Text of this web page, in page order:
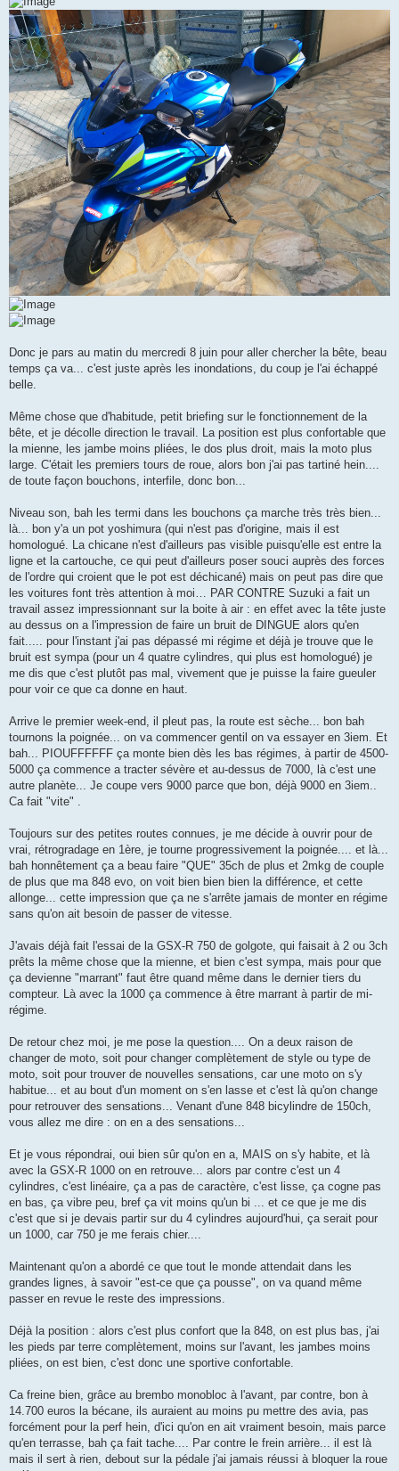
Donc je pars au matin du mercredi 8 juin pour aller chercher la bête, beau
temps ça va... c'est juste après les inondations, du coup je l'ai échappé
belle.
Même chose que d'habitude, petit briefing sur le fonctionnement de la
bête, et je décolle direction le travail. La position est plus confortable que
la mienne, les jambe moins pliées, le dos plus droit, mais la moto plus
large. C'était les premiers tours de roue, alors bon j'ai pas tartiné hein....
de toute façon bouchons, interfile, donc bon...
Niveau son, bah les termi dans les bouchons ça marche très très bien...
là... bon y'a un pot yoshimura (qui n'est pas d'origine, mais il est
homologué. La chicane n'est d'ailleurs pas visible puisqu'elle est entre la
ligne et la cartouche, ce qui peut d'ailleurs poser souci auprès des forces
de l'ordre qui croient que le pot est déchicané) mais on peut pas dire que
les voitures font très attention à moi… PAR CONTRE Suzuki a fait un
travail assez impressionnant sur la boite à air : en effet avec la tête juste
au dessus on a l'impression de faire un bruit de DINGUE alors qu'en
fait..... pour l'instant j'ai pas dépassé mi régime et déjà je trouve que le
bruit est sympa (pour un 4 quatre cylindres, qui plus est homologué) je
me dis que c'est plutôt pas mal, vivement que je puisse la faire gueuler
pour voir ce que ca donne en haut.
Arrive le premier week-end, il pleut pas, la route est sèche... bon bah
tournons la poignée... on va commencer gentil on va essayer en 3iem. Et
bah... PIOUFFFFFF ça monte bien dès les bas régimes, à partir de 4500-
5000 ça commence a tracter sévère et au-dessus de 7000, là c'est une
autre planète... Je coupe vers 9000 parce que bon, déjà 9000 en 3iem..
Ca fait "vite" .
Toujours sur des petites routes connues, je me décide à ouvrir pour de
vrai, rétrogradage en 1ère, je tourne progressivement la poignée.... et là...
bah honnêtement ça a beau faire "QUE" 35ch de plus et 2mkg de couple
de plus que ma 848 evo, on voit bien bien bien la différence, et cette
allonge... cette impression que ça ne s'arrête jamais de monter en régime
sans qu'on ait besoin de passer de vitesse.
J'avais déjà fait l'essai de la GSX-R 750 de golgote, qui faisait à 2 ou 3ch
prêts la même chose que la mienne, et bien c'est sympa, mais pour que
ça devienne "marrant" faut être quand même dans le dernier tiers du
compteur. Là avec la 1000 ça commence à être marrant à partir de mi-
régime.
De retour chez moi, je me pose la question.... On a deux raison de
changer de moto, soit pour changer complètement de style ou type de
moto, soit pour trouver de nouvelles sensations, car une moto on s'y
habitue... et au bout d'un moment on s'en lasse et c'est là qu'on change
pour retrouver des sensations... Venant d'une 848 bicylindre de 150ch,
vous allez me dire : on en a des sensations...
Et je vous répondrai, oui bien sûr qu'on en a, MAIS on s'y habite, et là
avec la GSX-R 1000 on en retrouve... alors par contre c'est un 4
cylindres, c'est linéaire, ça a pas de caractère, c'est lisse, ça cogne pas
en bas, ça vibre peu, bref ça vit moins qu'un bi ... et ce que je me dis
c'est que si je devais partir sur du 4 cylindres aujourd'hui, ça serait pour
un 1000, car 750 je me ferais chier....
Maintenant qu'on a abordé ce que tout le monde attendait dans les
grandes lignes, à savoir "est-ce que ça pousse", on va quand même
passer en revue le reste des impressions.
Déjà la position : alors c'est plus confort que la 848, on est plus bas, j'ai
les pieds par terre complètement, moins sur l'avant, les jambes moins
pliées, on est bien, c'est donc une sportive confortable.
Ca freine bien, grâce au brembo monobloc à l'avant, par contre, bon à
14.700 euros la bécane, ils auraient au moins pu mettre des avia, pas
forcément pour la perf hein, d'ici qu'on en ait vraiment besoin, mais parce
qu'en terrasse, bah ça fait tache.... Par contre le frein arrière... il est là
mais il sert à rien, debout sur la pédale j'ai jamais réussi à bloquer la roue